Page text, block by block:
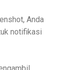
Anda
notifikasi